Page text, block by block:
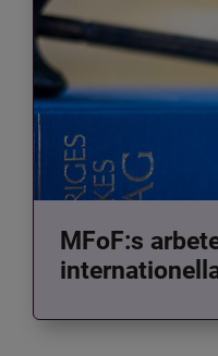
MFoF:s